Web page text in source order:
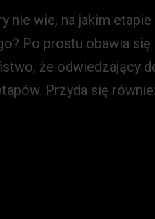
nie wie, na jakim
Po prostu obawia
że odwiedzający
Przyda się